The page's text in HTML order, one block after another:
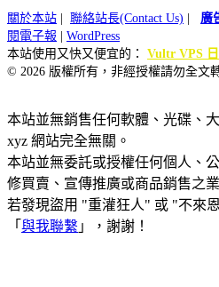
關於本站 聯絡站長(Contact Us) 廣
閱電子報
WordPress
本站使用又快又便宜的： Vultr VPS
© 2026 版權所有，非經授權請勿全文
本站並無銷售任何軟體、光碟、
xyz 網站完全無關。
本站並無委託或授權任何個人、
修買賣、宣傳推廣或商品銷售之業
若發現盜用 "重灌狂人" 或 "不來
「 與我聯繫 」，謝謝！